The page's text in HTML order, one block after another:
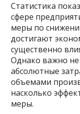
Статистика
сфере
меры по
достигают
существенно
Однако важно
абсолютные
объемами
насколько
меры.